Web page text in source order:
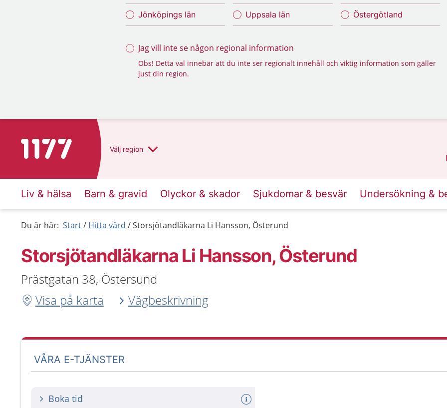
Jönköpings län Uppsala län Östergötland
Jag vill inte se någon regional information
Obs! Detta val innebär att du inte ser regionalt innehåll och viktig information som gäller
just din region.
Till startsidan för 1177 Välj region
Liv & hälsa Barn & gravid Olyckor & skador Sjukdomar & besvär Undersökning &
Du är här: Start Hitta vård Storsjötandläkarna Li Hansson, Österund
Storsjötandläkarna Li Hansson, Österund
Prästgatan 38, Östersund
Visa på karta
Vägbeskrivning
VÅRA E-TJÄNSTER
Boka tid